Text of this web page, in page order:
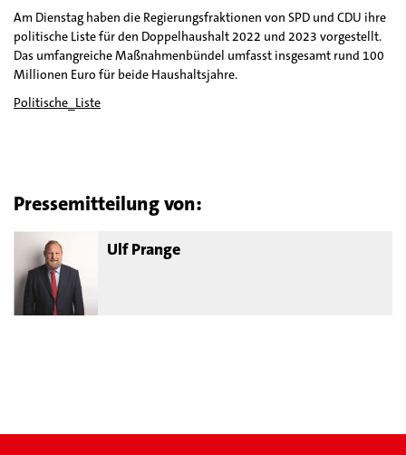
Am Dienstag haben die Regierungsfraktionen von SPD und CDU ihre
politische Liste für den Doppelhaushalt 2022 und 2023 vorgestellt.
Das umfangreiche Maßnahmenbündel umfasst insgesamt rund 100
Millionen Euro für beide Haushaltsjahre.
Politische_Liste
Pressemitteilung von:
Ulf Prange